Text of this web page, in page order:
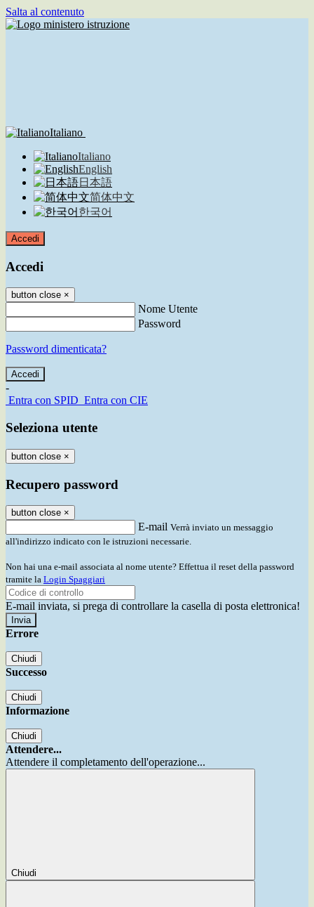
Salta al contenuto
Italiano
Italiano
English
日本語
简体中文
한국어
Accedi
Accedi
button close ×
Nome Utente
Password
Password dimenticata?
-
Entra con SPID Entra con CIE
Seleziona utente
button close ×
Recupero password
button close ×
E-mail Verrà inviato un messaggio
all'indirizzo indicato con le istruzioni necessarie.
Non hai una e-mail associata al nome utente? Effettua il reset della password
tramite la Login Spaggiari
E-mail inviata, si prega di controllare la casella di posta elettronica!
Errore
Chiudi
Successo
Chiudi
Informazione
Chiudi
Attendere...
Attendere il completamento dell'operazione...
Chiudi